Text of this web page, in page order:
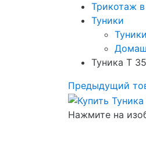
Трикотаж
Туники
Туника Т
Предыдущий
Нажмите на